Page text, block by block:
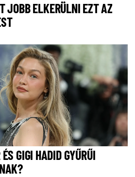
JOBB ELKERÜLNI EZT AZ
GIGI HADID GYŰRŰI